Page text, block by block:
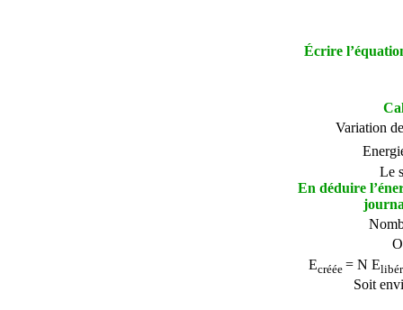
Écrire
Variation
Le
En déduire
Ecréée = N E
Soit